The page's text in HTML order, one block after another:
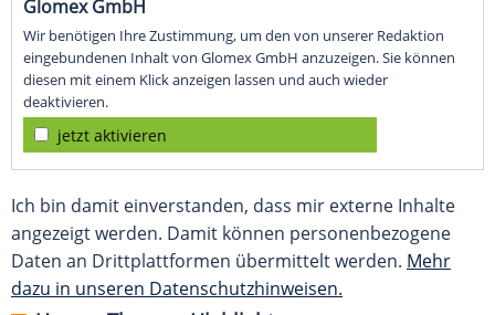
Glomex GmbH
Wir benötigen Ihre Zustimmung, um den von unserer Redaktion
eingebundenen Inhalt von Glomex GmbH anzuzeigen. Sie können
diesen mit einem Klick anzeigen lassen und auch wieder
deaktivieren.
jetzt aktivieren
Ich bin damit einverstanden, dass mir externe Inhalte
angezeigt werden. Damit können personenbezogene
Daten an Drittplattformen übermittelt werden. Mehr
dazu in unseren Datenschutzhinweisen.